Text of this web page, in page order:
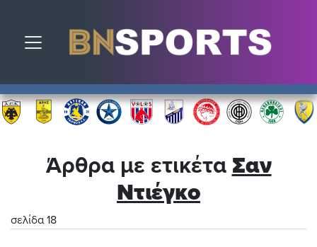
Toggle navigation
Άρθρα με ετικέτα Σαν
Ντιέγκο
σελίδα 18